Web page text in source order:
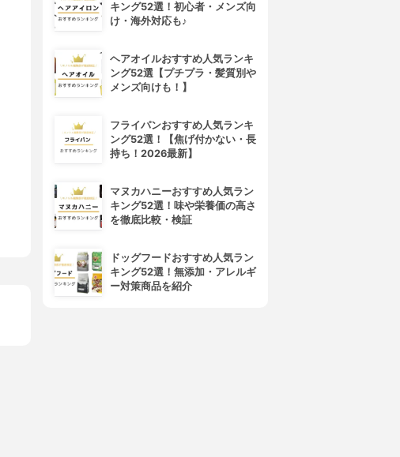
キング52選！初心者・メンズ向
け・海外対応も♪
ヘアオイルおすすめ人気ランキ
ング52選【プチプラ・髪質別や
メンズ向けも！】
フライパンおすすめ人気ランキ
ング52選！【焦げ付かない・長
持ち！2026最新】
マヌカハニーおすすめ人気ラン
キング52選！味や栄養価の高さ
を徹底比較・検証
ドッグフードおすすめ人気ラン
キング52選！無添加・アレルギ
ー対策商品を紹介